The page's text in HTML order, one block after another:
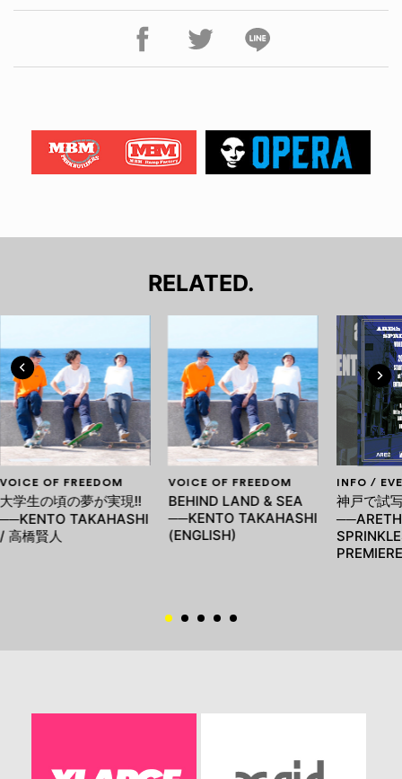
RELATED.
VOICE OF FREEDOM
大学生の頃の夢が実現!!
──KENTO TAKAHASHI
/ 高橋賢人
VOICE OF FREEDOM
BEHIND LAND & SEA
──KENTO TAKAHASHI
(ENGLISH)
INFO /
神戸で試